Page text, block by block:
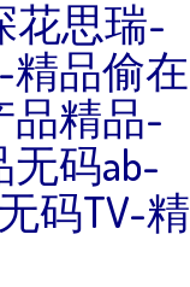
花思瑞-
品偷在
品精品-
码ab-
码TV-精